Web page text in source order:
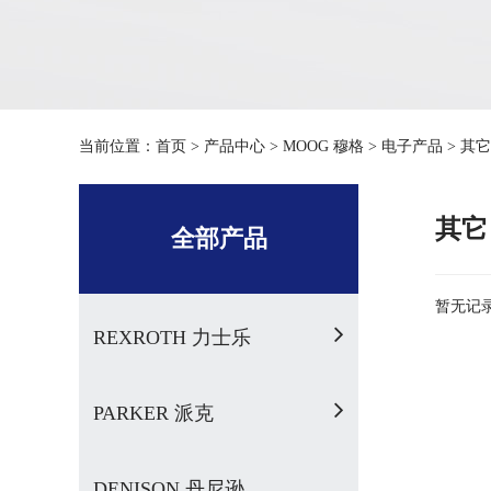
当前位置： 首页 > 产品中心 > MOOG 穆格 > 电子产品 > 其它
全部产品
REXROTH 力士乐
PARKER 派克
其它
暂无记